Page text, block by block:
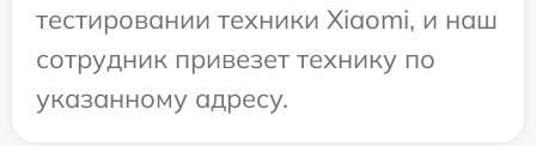
тестировании техники Xiaomi, и наш
сотрудник привезет технику по
указанному адресу.